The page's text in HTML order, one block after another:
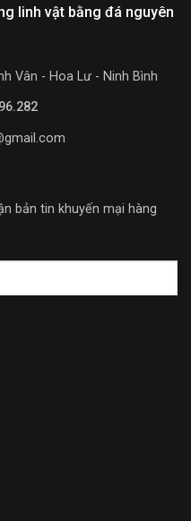
linh vật bằng đá nguyên
Vân - Hoa Lư - Ninh Bình
bản tin khuyến mại hàng